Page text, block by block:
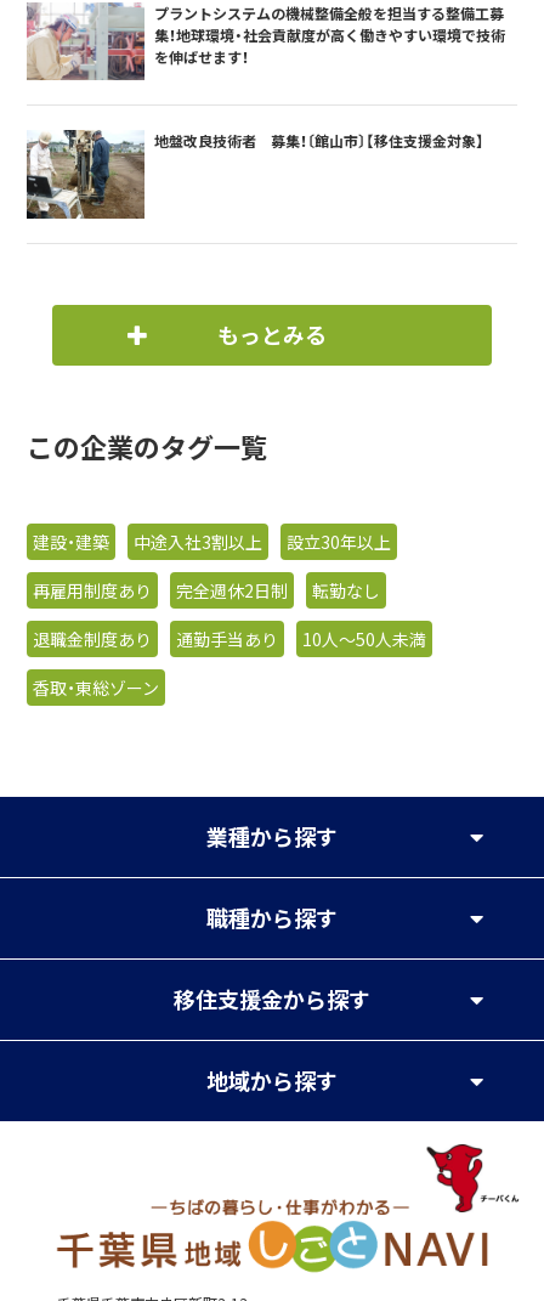
プラントシステムの機械整備全般を担当する整備工募
集！地球環境・社会貢献度が高く働きやすい環境で技術
を伸ばせます！
地盤改良技術者 募集！〔館山市〕【移住支援金対象】
もっとみる
この企業のタグ一覧
建設・建築 中途入社3割以上
設立30年以上
再雇用制度あり
完全週休2日制
転勤なし
退職金制度あり
通勤手当あり
10人〜50人未満
香取・東総ゾーン
業種から探す
職種から探す
移住支援金から探す
地域から探す